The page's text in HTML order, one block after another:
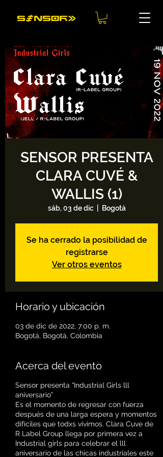
SENSOR PRESENTA
CLARA CUVÉ &
WALLIS (1)
sáb, 03 de dic
  |
Bogotá
Se ha cerrado la posibilidad de
registrarse
Ver otros eventos
Horario y ubicación
03 de dic de 2022, 7:00 p. m.
Bogotá, Bogotá, Colombia
Acerca del evento
Sensor presenta “Industrial Girls lll
aniversario”
Es el momento de regresar con fuerza
después de una larga espera y momentos
difíciles que todxs vivimos. Clara Cuve de
R Label Group llega por primera vez a
Industrial girls para celebrar el lll
aniversario de las chicas industriales este